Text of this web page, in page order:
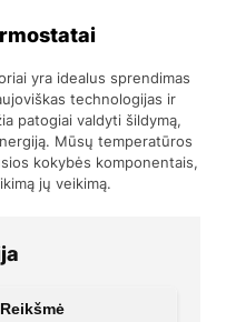
yra idealus sprendimas
technologijas ir
patogiai valdyti šildymą,
Mūsų temperatūros
kokybės komponentais,
jų veikimą.
Reikšmė